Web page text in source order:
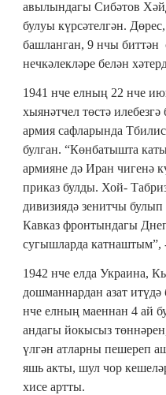
авылындагы Сибәтов
булуы күрсәтелгән.
башланган, 9 нчы
нечкәлекләре белән
1941 нче елның 22 нче
хыянәтчел төстә
армия сафларында
булган. “Көнбатышта
армияне дә Иран чигенә
приказ булды. Хой-
дивизиядә зенитчы
Кавказ фронтындагы
сугышларда катнаштым”,
1942 нче елда Украина,
дошманнардан азат
нче елның маеннан 4 ай
андагы йокысыз
үлгән атларны пешереп
яшь акты, шул чор
хисе артты.